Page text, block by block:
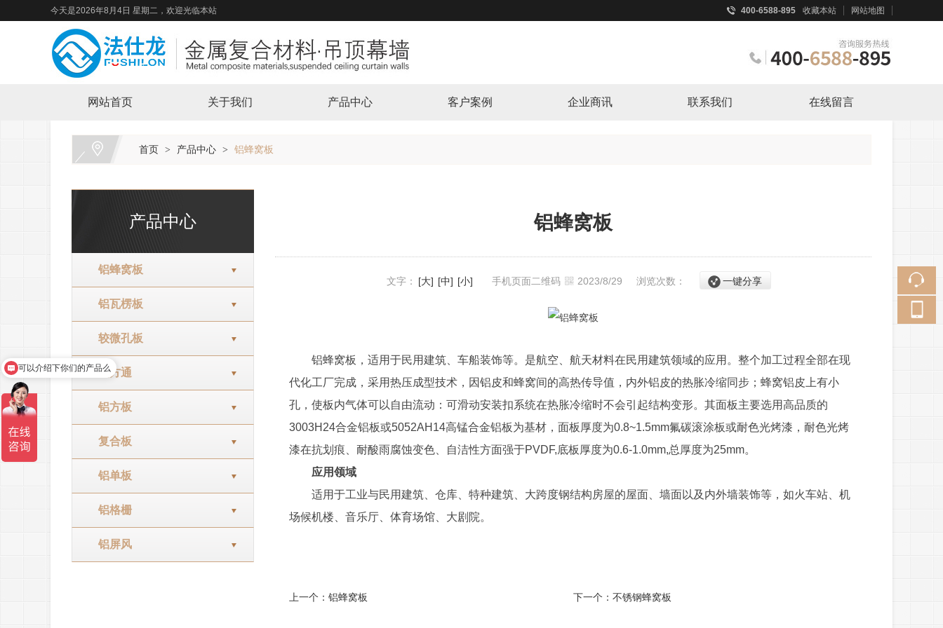
今天是2026年8月4日 星期二，欢迎光临本站 400-6588-895 收藏本站 网站地图
网站首页 关于我们 产品中心 客户案例 企业商讯 联系我们 在线留言
首页 > 产品中心 > 铝蜂窝板
产品中心
铝蜂窝板
铝瓦楞板
较微孔板
铝方通
铝方板
复合板
铝单板
铝格栅
铝屏风
铝蜂窝板
文字： [大] [中] [小] 手机页面二维码 2023/8/29 浏览次数： 一键分享
铝蜂窝板，适用于民用建筑、车船装饰等。是航空、航天材料在民用建筑领域的应用。整个加工过程全部在现
代化工厂完成，采用热压成型技术，因铝皮和蜂窝间的高热传导值，内外铝皮的热胀冷缩同步；蜂窝铝皮上有小
孔，使板内气体可以自由流动：可滑动安装扣系统在热胀冷缩时不会引起结构变形。其面板主要选用高品质的
3003H24合金铝板或5052AH14高锰合金铝板为基材，面板厚度为0.8~1.5mm氟碳滚涂板或耐色光烤漆，耐色光烤
漆在抗划痕、耐酸雨腐蚀变色、自洁性方面强于PVDF,底板厚度为0.6-1.0mm,总厚度为25mm。
应用领域
适用于工业与民用建筑、仓库、特种建筑、大跨度钢结构房屋的屋面、墙面以及内外墙装饰等，如火车站、机
场候机楼、音乐厅、体育场馆、大剧院。
上一个： 铝蜂窝板 下一个： 不锈钢蜂窝板
可以介绍下你们的产品么